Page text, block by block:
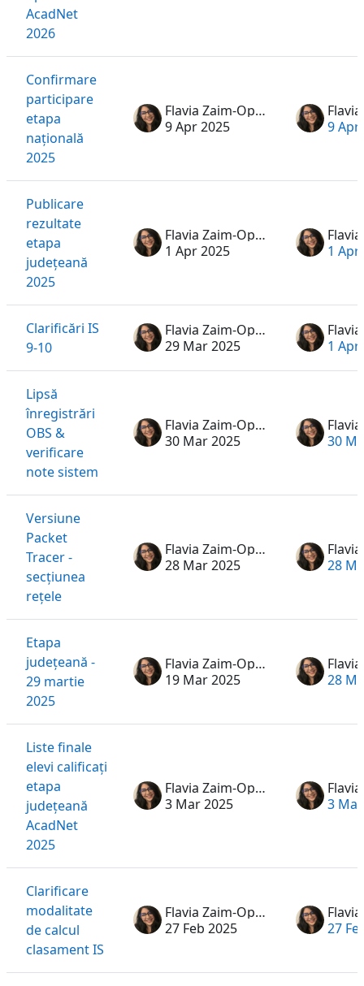
AcadNet
2026
Confirmare
participare
etapa
națională
2025
Flavia Zaim-Oprea
9 Apr 2025
9 Apr
Publicare
rezultate
etapa
județeană
2025
Flavia Zaim-Oprea
1 Apr 2025
1 Apr
Clarificări IS
9-10
Flavia Zaim-Oprea
29 Mar 2025
1 Apr
Lipsă
înregistrări
OBS &
verificare
note sistem
Flavia Zaim-Oprea
30 Mar 2025
30
Versiune
Packet
Tracer -
secțiunea
rețele
Flavia Zaim-Oprea
28 Mar 2025
28
Etapa
județeană -
29 martie
2025
Flavia Zaim-Oprea
19 Mar 2025
28
Liste finale
elevi calificați
etapa
județeană
AcadNet
2025
Flavia Zaim-Oprea
3 Mar 2025
3
Clarificare
modalitate
de calcul
clasament IS
Flavia Zaim-Oprea
27 Feb 2025
27